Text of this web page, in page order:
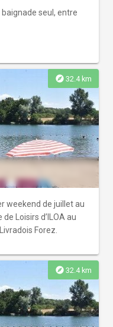
seul, entre
explore 32.4 km
weekend de juillet au
Loisirs d’ILOA au
Forez.
explore 32.4 km